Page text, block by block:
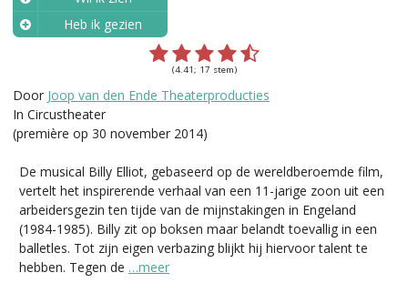
Heb ik gezien
(4.41; 17 stem)
Door Joop van den Ende Theaterproducties
In Circustheater
(première op 30 november 2014)
De musical Billy Elliot, gebaseerd op de wereldberoemde film,
vertelt het inspirerende verhaal van een 11-jarige zoon uit een
arbeidersgezin ten tijde van de mijnstakingen in Engeland
(1984-1985). Billy zit op boksen maar belandt toevallig in een
balletles. Tot zijn eigen verbazing blijkt hij hiervoor talent te
hebben. Tegen de …meer